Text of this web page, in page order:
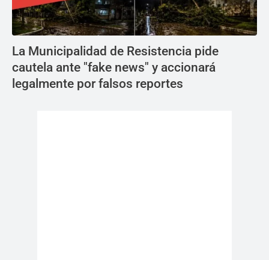
La Municipalidad de Resistencia pide
cautela ante "fake news" y accionará
legalmente por falsos reportes